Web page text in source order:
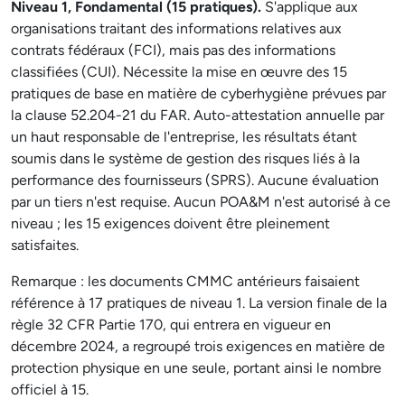
Niveau 1, Fondamental (15 pratiques). S'applique aux
organisations traitant des informations relatives aux
contrats fédéraux (FCI), mais pas des informations
classifiées (CUI). Nécessite la mise en œuvre des 15
pratiques de base en matière de cyberhygiène prévues par
la clause 52.204-21 du FAR. Auto-attestation annuelle par
un haut responsable de l'entreprise, les résultats étant
soumis dans le système de gestion des risques liés à la
performance des fournisseurs (SPRS). Aucune évaluation
par un tiers n'est requise. Aucun POA&M n'est autorisé à ce
niveau ; les 15 exigences doivent être pleinement
satisfaites.
Remarque : les documents CMMC antérieurs faisaient
référence à 17 pratiques de niveau 1. La version finale de la
règle 32 CFR Partie 170, qui entrera en vigueur en
décembre 2024, a regroupé trois exigences en matière de
protection physique en une seule, portant ainsi le nombre
officiel à 15.